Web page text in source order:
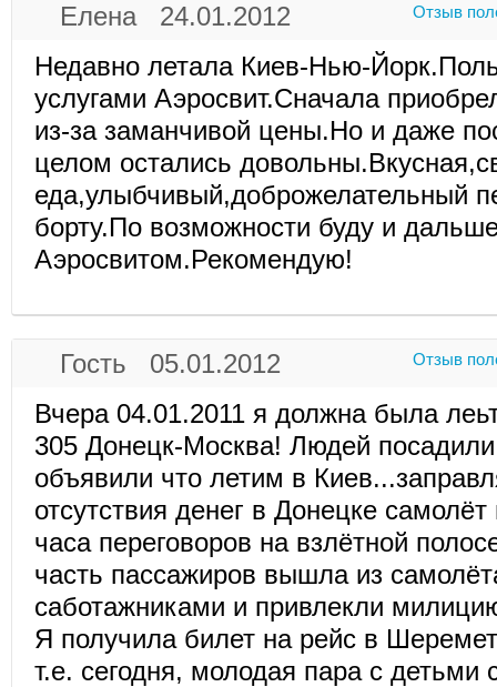
Елена 24.01.2012 Отзыв
Недавно летала Киев-Нью-
услугами Аэросвит.Сначала
из-за заманчивой цены.Но и даже
целом остались
еда,улыбчивый,доброжелательный
борту.По возможности буду и
Аэросвитом.Рекомендую!
Гость 05.01.2012 Отзыв
Вчера 04.01.2011 я должна была
305 Донецк-Москва! Людей
объявили что летим в
отсутствия денег в Донецке
часа переговоров на взлётной
часть пассажиров вышла из
саботажниками и привлекли
Я получила билет на рейс в
т.е. сегодня, молодая пара с детьми